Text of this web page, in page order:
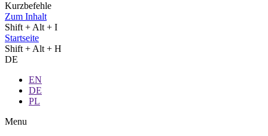
Kurzbefehle
Zum Inhalt
Shift + Alt + I
Startseite
Shift + Alt + H
DE
EN
DE
PL
Menu